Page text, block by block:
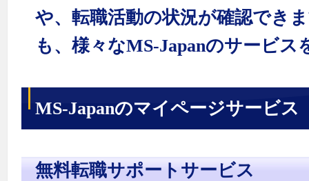
や、転職活動の状況が確認でき
も、様々なMS-Japanのサービス
MS-Japanのマイページサービス
無料転職サポートサービス